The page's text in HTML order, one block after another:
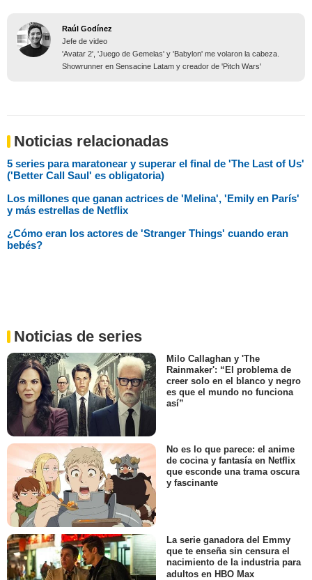
Raúl Godínez
Jefe de video
'Avatar 2', 'Juego de Gemelas' y 'Babylon' me volaron la cabeza.
Showrunner en Sensacine Latam y creador de 'Pitch Wars'
Noticias relacionadas
5 series para maratonear y superar el final de 'The Last of Us'
('Better Call Saul' es obligatoria)
Los millones que ganan actrices de 'Melina', 'Emily en París'
y más estrellas de Netflix
¿Cómo eran los actores de 'Stranger Things' cuando eran
bebés?
Noticias de series
Milo Callaghan y 'The
Rainmaker': “El problema de
creer solo en el blanco y negro
es que el mundo no funciona
así”
No es lo que parece: el anime
de cocina y fantasía en Netflix
que esconde una trama oscura
y fascinante
La serie ganadora del Emmy
que te enseña sin censura el
nacimiento de la industria para
adultos en HBO Max